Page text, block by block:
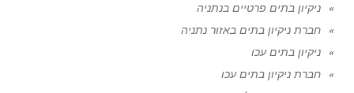
ניקיון בתים פרטיים בנתניה
חברת ניקיון בתים באזור נתניה
ניקיון בתים עכו
חברת ניקיון בתים עכו